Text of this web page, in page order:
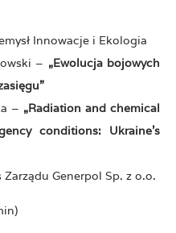
Innowacje i Ekologia
– „Ewolucja bojowych
– „Radiation and chemical
conditions: Ukraine’s
Zarządu Generpol Sp. z o.o.